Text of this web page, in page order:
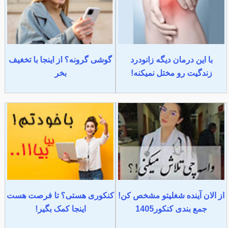
با این درمان دیگه زانودرد
زندگیت رو مختل نمیکنه!
گوشی گرونه؟ از اینجا با تخغیف
بخر
از الان آینده شغلیتو مشخص کن!
جمع بندی کنکور1405
کنکوری هستی؟ تا فرصت هست
اینجا کمک بگیر!